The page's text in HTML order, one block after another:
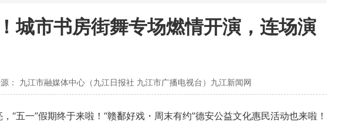
城市书房街舞专场燃情开演，连场演
： 九江市融媒体中心（九江日报社 九江市广播电视台）九江新闻网
“五一”假期终于来啦！“赣鄱好戏・周末有约”德安公益文化惠民活动也来啦！